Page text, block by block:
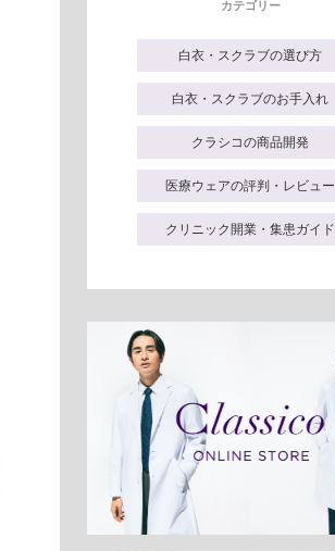
カテゴリー
白衣・スクラブの選び方
白衣・スクラブのお手入れ
クラシコの商品開発
医療ウェアの評判・レビュー
クリニック開業・集患ガイド